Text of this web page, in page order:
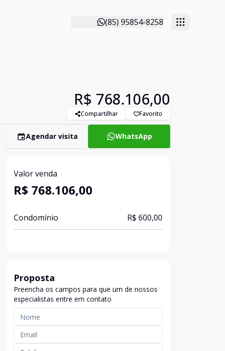
(85) 95854-8258
R$ 768.106,00
Compartilhar Favorito
Agendar visita WhatsApp
Valor venda
R$ 768.106,00
Condomínio R$ 600,00
Proposta
Preencha os campos para que um de nossos
especialistas entre em contato